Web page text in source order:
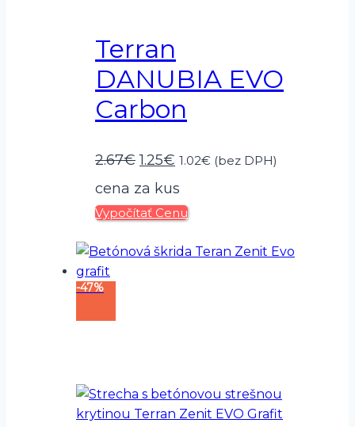
Terran
DANUBIA EVO
Carbon
2.67€Pôvodná
cena
bola:
2.67€.
1.25€ Aktuálna
cena
je:
1.25€.
1.02€ (bez DPH)
cena za kus
Vypočítať Cenu
-47%